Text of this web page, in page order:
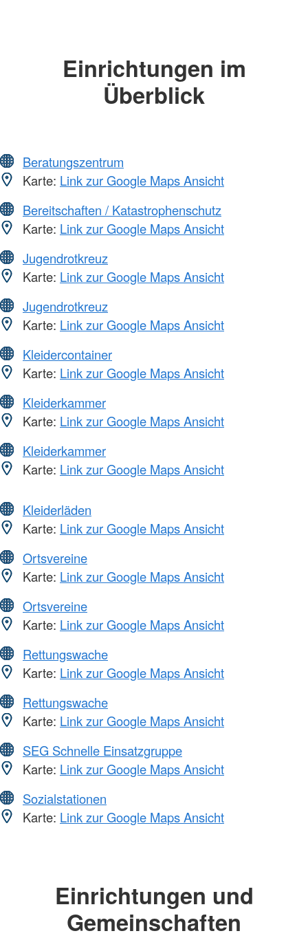
Einrichtungen im
Überblick
Beratungszentrum
Karte: Link zur Google Maps Ansicht
Bereitschaften / Katastrophenschutz
Karte: Link zur Google Maps Ansicht
Jugendrotkreuz
Karte: Link zur Google Maps Ansicht
Jugendrotkreuz
Karte: Link zur Google Maps Ansicht
Kleidercontainer
Karte: Link zur Google Maps Ansicht
Kleiderkammer
Karte: Link zur Google Maps Ansicht
Kleiderkammer
Karte: Link zur Google Maps Ansicht
Kleiderläden
Karte: Link zur Google Maps Ansicht
Ortsvereine
Karte: Link zur Google Maps Ansicht
Ortsvereine
Karte: Link zur Google Maps Ansicht
Rettungswache
Karte: Link zur Google Maps Ansicht
Rettungswache
Karte: Link zur Google Maps Ansicht
SEG Schnelle Einsatzgruppe
Karte: Link zur Google Maps Ansicht
Sozialstationen
Karte: Link zur Google Maps Ansicht
Einrichtungen und
Gemeinschaften